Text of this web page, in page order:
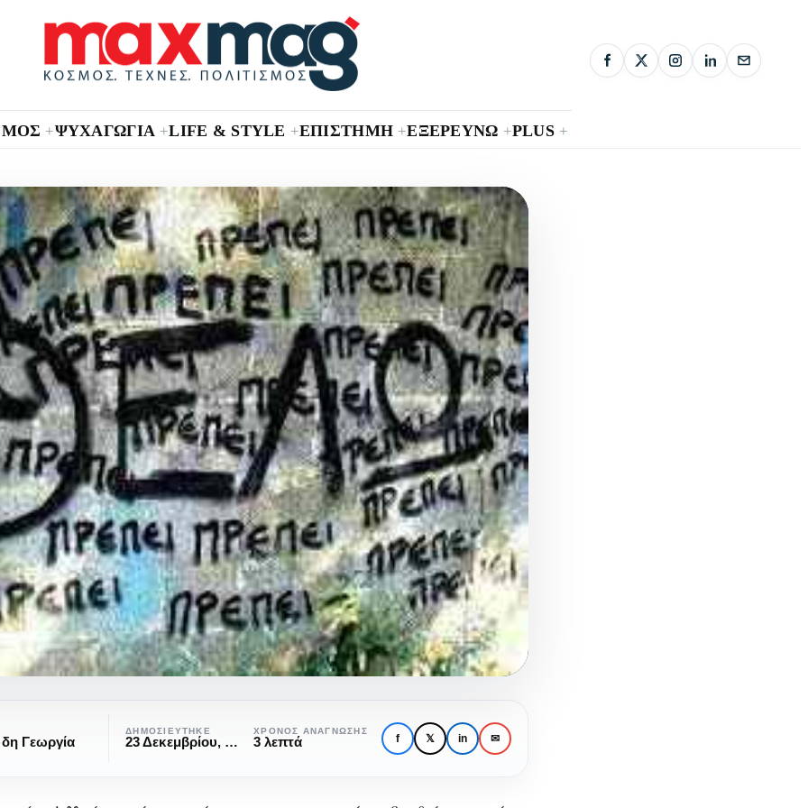
+ΨΥΧΑΓΩΓΙΑ +LIFE & STYLE +ΕΠΙΣΤΗΜΗ +ΕΞΕΡΕΥΝΩ +PLUS +
Γεωργία
ΔΗΜΟΣΙΕΎΤΗΚΕ
23 Δεκεμβρίου, 2016
ΧΡΌΝΟΣ ΑΝΆΓΝΩΣΗΣ
3 λεπτά f 𝕏 in ✉